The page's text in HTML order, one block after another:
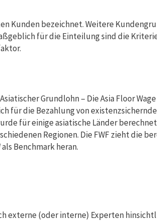
Kunden bezeichnet. Weitere
für die Einteilung sind die
Grundlohn – Die Asia Floor
für die Bezahlung von
für einige asiatische Länder
Regionen. Die FWF zieht die
Benchmark heran.
externe (oder interne) Experten